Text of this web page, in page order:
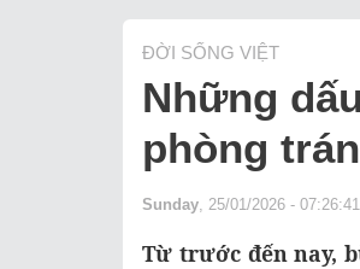
ĐỜI SỐNG VIỆT
Những
phòng
Sunday , 25/01/2026 -
Từ trước đến nay,